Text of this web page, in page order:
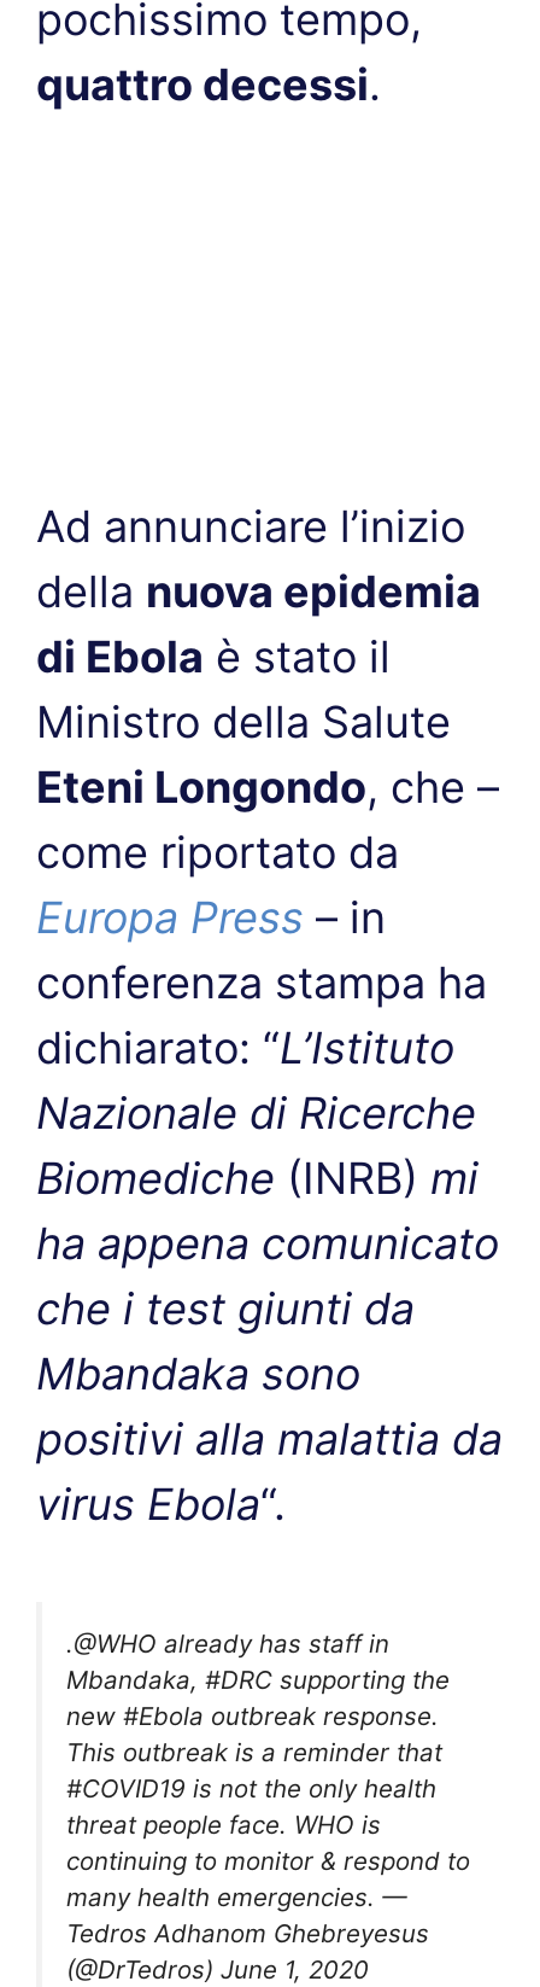
pochissimo tempo,
quattro decessi.
Ad annunciare l’inizio
della nuova epidemia
di Ebola è stato il
Ministro della Salute
Eteni Longondo, che –
come riportato da
Europa Press – in
conferenza stampa ha
dichiarato: “L’Istituto
Nazionale di Ricerche
Biomediche (INRB) mi
ha appena comunicato
che i test giunti da
Mbandaka sono
positivi alla malattia da
virus Ebola“.
.@WHO already has staff in
Mbandaka, #DRC supporting the
new #Ebola outbreak response.
This outbreak is a reminder that
#COVID19 is not the only health
threat people face. WHO is
continuing to monitor & respond to
many health emergencies. —
Tedros Adhanom Ghebreyesus
(@DrTedros) June 1, 2020